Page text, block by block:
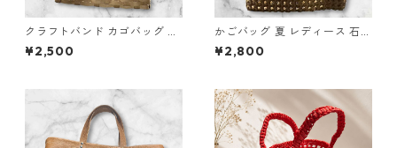
クラフトバンド カゴバッグ e4
かごバッグ ハンドメイド
¥2,500
かごバッグ 夏 レディース 石畳
編み ひまわり付き クラフトバ
ンド e7 ハンドメイド
¥2,800